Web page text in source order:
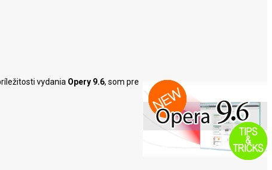
vydania Opery 9.6, som pre